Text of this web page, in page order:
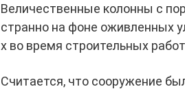
Величественные колонны с
странно на фоне оживленных
х во время строительных
Считается, что сооружение